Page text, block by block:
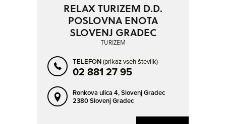
RELAX TURIZEM D.D.
POSLOVNA ENOTA
SLOVENJ GRADEC
TURIZEM
TELEFON(prikaz vseh številk)
02 881 27 95
Ronkova ulica 4,Slovenj Gradec
2380 Slovenj Gradec